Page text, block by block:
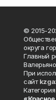
© 2015-
округа
Главный
При
сайт